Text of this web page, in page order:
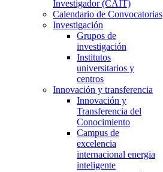
Investigador (CAIT)
Calendario de Convocatorias
Investigación
Grupos de
investigación
Institutos
universitarios y
centros
Innovación y transferencia
Innovación y
Transferencia del
Conocimiento
Campus de
excelencia
internacional energia
inteligente